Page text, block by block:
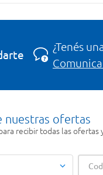
¿Tenés
nuestras ofertas
recibir todas las